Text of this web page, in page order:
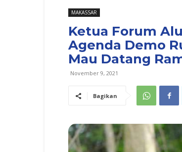
MAKASSAR
Ketua Forum
Agenda Demo
Mau Datang
November 9, 2021
Bagikan